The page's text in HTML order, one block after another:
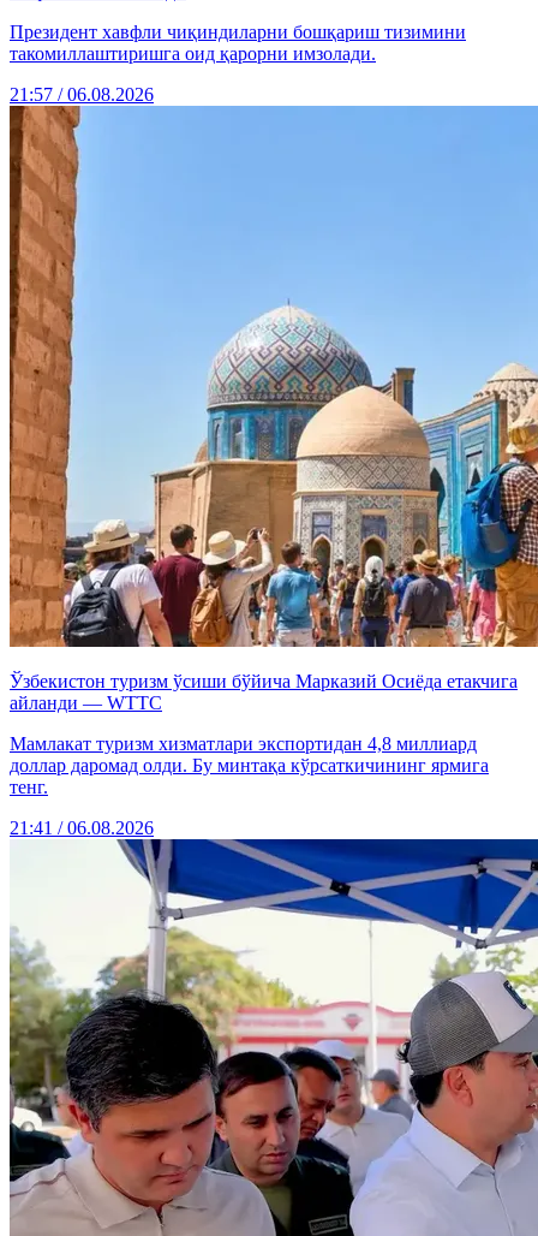
Президент хавфли чиқиндиларни бошқариш тизимини
такомиллаштиришга оид қарорни имзолади.
21:57 / 06.08.2026
Ўзбекистон туризм ўсиши бўйича Марказий Осиёда етакчига
айланди — WTTC
Мамлакат туризм хизматлари экспортидан 4,8 миллиард
доллар даромад олди. Бу минтақа кўрсаткичининг ярмига
тенг.
21:41 / 06.08.2026